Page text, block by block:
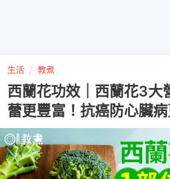
生活 教煮
西蘭花功效｜西蘭花3大
蕾更豐富！抗癌防心臟